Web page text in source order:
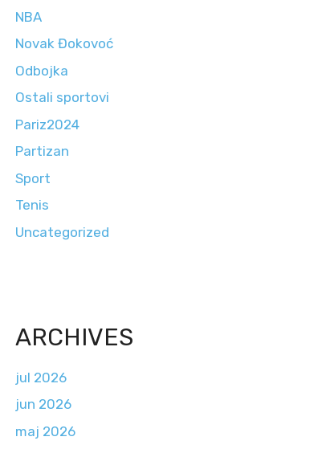
NBA
Novak Đokovoć
Odbojka
Ostali sportovi
Pariz2024
Partizan
Sport
Tenis
Uncategorized
ARCHIVES
jul 2026
jun 2026
maj 2026